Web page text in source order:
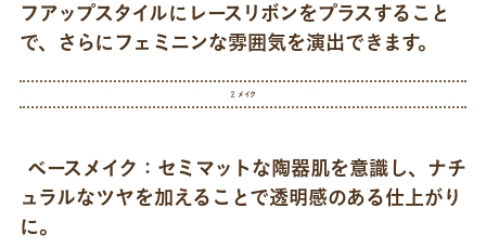
フアップスタイルにレースリボンをプラスすること
で、さらにフェミニンな雰囲気を演出できます。
2. メイク
ベースメイク： セミマットな陶器肌を意識し、ナチ
ュラルなツヤを加えることで透明感のある仕上がり
に。